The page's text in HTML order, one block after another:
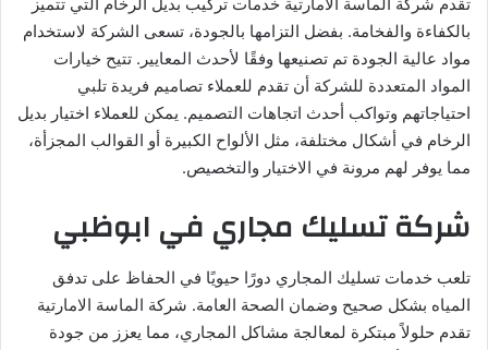
بالكفاءة والفخامة. بفضل التزامها بالجودة، تسعى الشركة لاستخدام
مواد عالية الجودة تم تصنيعها وفقًا لأحدث المعايير. تتيح خيارات
المواد المتعددة للشركة أن تقدم للعملاء تصاميم فريدة تلبي
احتياجاتهم وتواكب أحدث اتجاهات التصميم. يمكن للعملاء اختيار بديل
الرخام في أشكال مختلفة، مثل الألواح الكبيرة أو القوالب المجزأة،
مما يوفر لهم مرونة في الاختيار والتخصيص.
شركة تسليك مجاري في ابوظبي
تلعب خدمات تسليك المجاري دورًا حيويًا في الحفاظ على تدفق
المياه بشكل صحيح وضمان الصحة العامة. شركة الماسة الامارتية
تقدم حلولاً مبتكرة لمعالجة مشاكل المجاري، مما يعزز من جودة